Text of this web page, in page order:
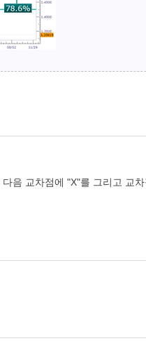
음 교차점에 "X"를 그리고 교